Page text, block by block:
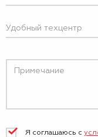
Я соглашаюсь с